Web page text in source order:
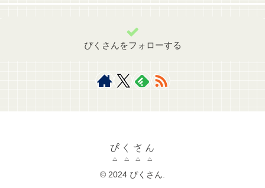
ぴくさんをフォローする
ぴくさん
© 2024 ぴくさん.